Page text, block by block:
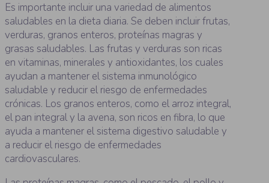
Es importante incluir una variedad de alimentos
saludables en la dieta diaria. Se deben incluir frutas,
verduras, granos enteros, proteínas magras y
grasas saludables. Las frutas y verduras son ricas
en vitaminas, minerales y antioxidantes, los cuales
ayudan a mantener el sistema inmunológico
saludable y reducir el riesgo de enfermedades
crónicas. Los granos enteros, como el arroz integral,
el pan integral y la avena, son ricos en fibra, lo que
ayuda a mantener el sistema digestivo saludable y
a reducir el riesgo de enfermedades
cardiovasculares.